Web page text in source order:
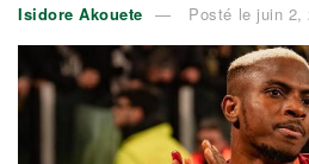
Isidore Akouete Posté le juin 2,